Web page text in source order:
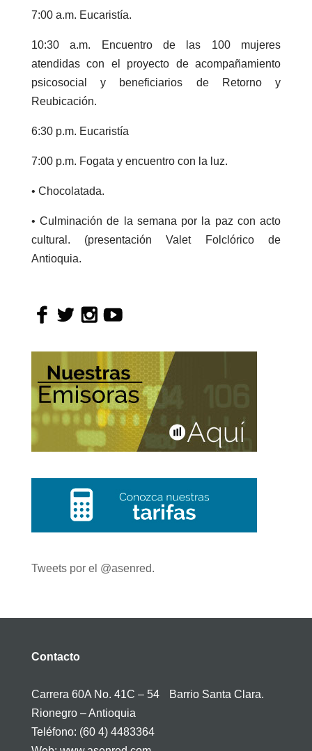
7:00 a.m. Eucaristía.
10:30 a.m. Encuentro de las 100 mujeres
atendidas con el proyecto de acompañamiento
psicosocial y beneficiarios de Retorno y
Reubicación.
6:30 p.m. Eucaristía
7:00 p.m. Fogata y encuentro con la luz.
• Chocolatada.
• Culminación de la semana por la paz con acto
cultural. (presentación Valet Folclórico de
Antioquia.
Tweets por el @asenred.
Contacto
Carrera 60A No. 41C – 54 Barrio Santa Clara.
Rionegro – Antioquia
Teléfono: (60 4) 4483364